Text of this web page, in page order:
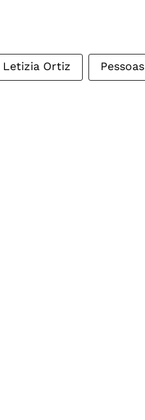
Letizia Ortiz Pessoas